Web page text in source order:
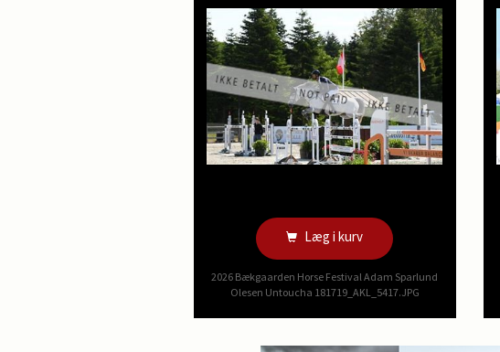
Læg i kurv
2026 Bækgaarden Horse Festival Adam Sparlund
Olesen Untoucha 181719_AKL_5417.JPG